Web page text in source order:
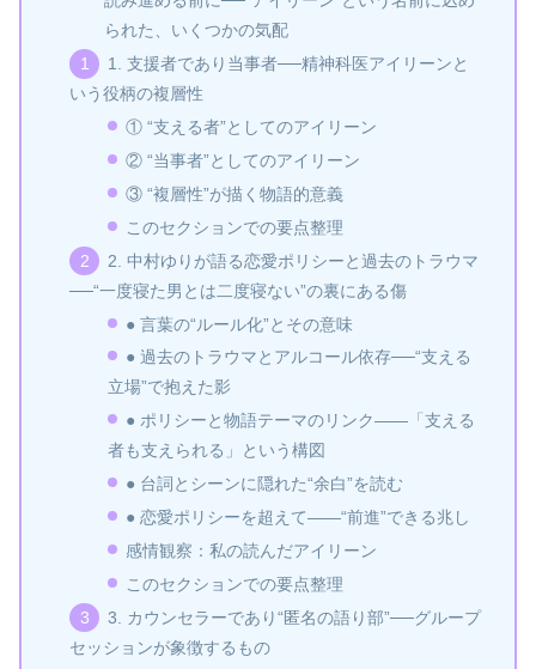
られた、いくつかの気配
1. 支援者であり当事者──精神科医アイリーンと
いう役柄の複層性
① “支える者”としてのアイリーン
② “当事者”としてのアイリーン
③ “複層性”が描く物語的意義
このセクションでの要点整理
2. 中村ゆりが語る恋愛ポリシーと過去のトラウマ
──“一度寝た男とは二度寝ない”の裏にある傷
● 言葉の“ルール化”とその意味
● 過去のトラウマとアルコール依存──“支える
立場”で抱えた影
● ポリシーと物語テーマのリンク——「支える
者も支えられる」という構図
● 台詞とシーンに隠れた“余白”を読む
● 恋愛ポリシーを超えて——“前進”できる兆し
感情観察：私の読んだアイリーン
このセクションでの要点整理
3. カウンセラーであり“匿名の語り部”──グループ
セッションが象徴するもの